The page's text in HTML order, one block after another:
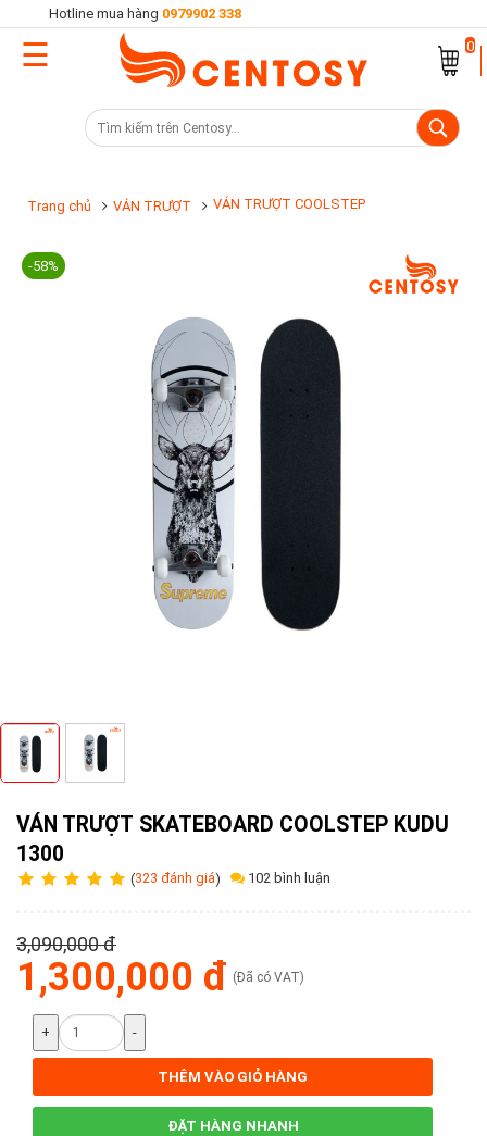
Trang
338
Hotline mua hàng 0979902 338
0
☰
Trang chủ VÁN TRƯỢT VÁN TRƯỢT COOLSTEP
-58%
VÁN TRƯỢT SKATEBOARD COOLSTEP KUDU
1300
(323 đánh giá) 102 bình luận
3,090,000 đ
1,300,000 đ (Đã có VAT)
+ -
THÊM VÀO GIỎ HÀNG
ĐẶT HÀNG NHANH